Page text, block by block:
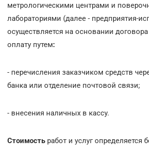
метрологическими центрами и
лабораториями (далее - предприятия-
осуществляется на основании
оплату путем:
- перечисления заказчиком средств
банка или отделение почтовой связи;
- внесения наличных в кассу.
Стоимость работ и услуг определяется